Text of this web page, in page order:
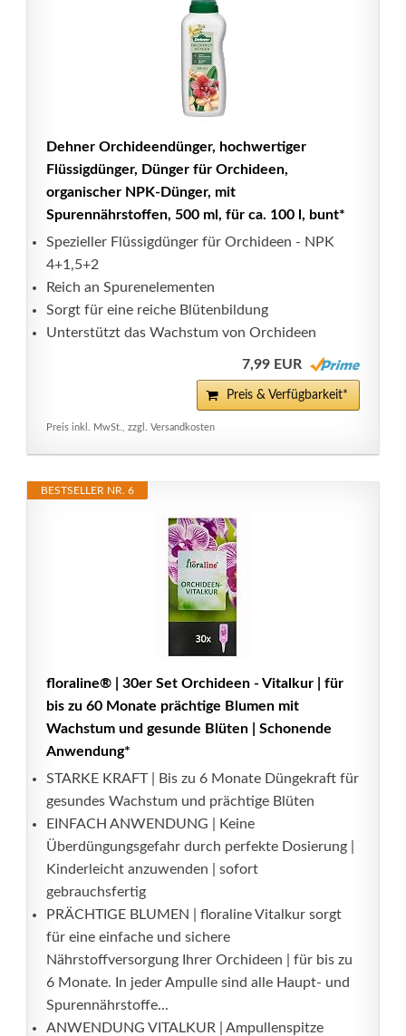
Dehner Orchideendünger, hochwertiger
Flüssigdünger, Dünger für Orchideen,
organischer NPK-Dünger, mit
Spurennährstoffen, 500 ml, für ca. 100 l, bunt*
Spezieller Flüssigdünger für Orchideen - NPK
4+1,5+2
Reich an Spurenelementen
Sorgt für eine reiche Blütenbildung
Unterstützt das Wachstum von Orchideen
7,99 EUR
Preis & Verfügbarkeit*
Preis inkl. MwSt., zzgl. Versandkosten
BESTSELLER NR. 6
floraline® | 30er Set Orchideen - Vitalkur | für
bis zu 60 Monate prächtige Blumen mit
Wachstum und gesunde Blüten | Schonende
Anwendung*
STARKE KRAFT | Bis zu 6 Monate Düngekraft für
gesundes Wachstum und prächtige Blüten
EINFACH ANWENDUNG | Keine
Überdüngungsgefahr durch perfekte Dosierung |
Kinderleicht anzuwenden | sofort
gebrauchsfertig
PRÄCHTIGE BLUMEN | floraline Vitalkur sorgt
für eine einfache und sichere
Nährstoffversorgung Ihrer Orchideen | für bis zu
6 Monate. In jeder Ampulle sind alle Haupt- und
Spurennährstoffe...
ANWENDUNG VITALKUR | Ampullenspitze